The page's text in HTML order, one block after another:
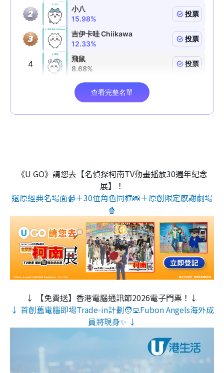
《U GO》請您去【名偵探柯南TV動畫播放30週年紀念
展】！
還原經典名場面📹＋30位角色同框📸＋原創限定感謝劇場
🍿
↓ 【免費送】香港電腦通訊節2026電子門票！↓
↓ 首創舊電腦即場Trade-in計劃🧑‍💻Fubon Angels海外成
員將現身✨ ↓